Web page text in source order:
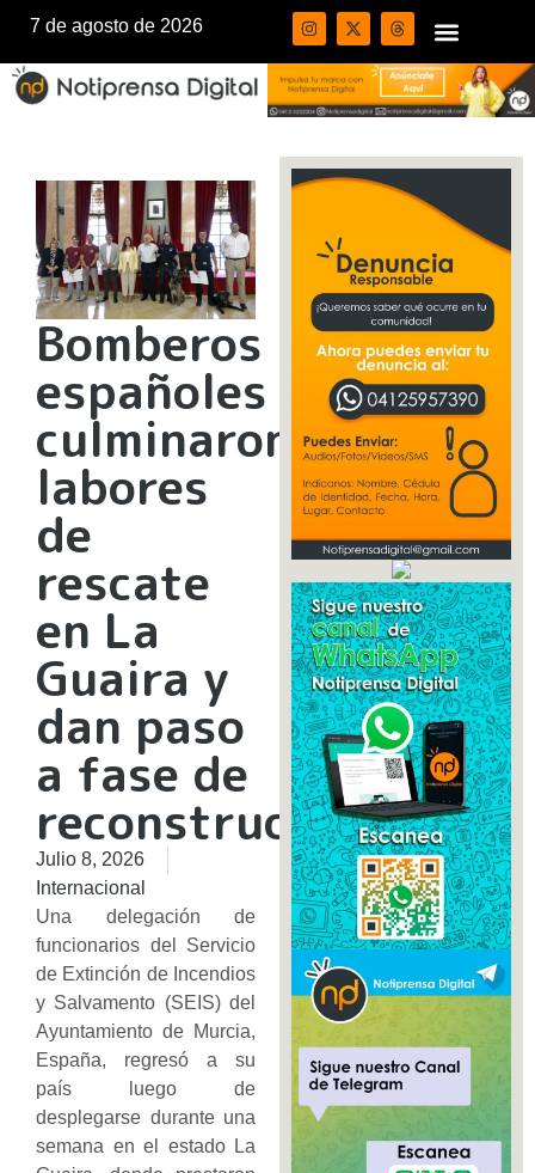
7 de agosto de 2026
Bomberos
españoles
culminaron
labores
de
rescate
en La
Guaira y
dan paso
a fase de
reconstrucción
Julio 8, 2026
Internacional
Una delegación de
funcionarios del Servicio
de Extinción de Incendios
y Salvamento (SEIS) del
Ayuntamiento de Murcia,
España, regresó a su
país luego de
desplegarse durante una
semana en el estado La